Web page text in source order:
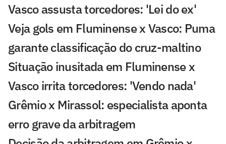
Vasco assusta torcedores: 'Lei do ex'
Veja gols em Fluminense x Vasco: Puma
garante classificação do cruz-maltino
Situação inusitada em Fluminense x
Vasco irrita torcedores: 'Vendo nada'
Grêmio x Mirassol: especialista aponta
erro grave da arbitragem